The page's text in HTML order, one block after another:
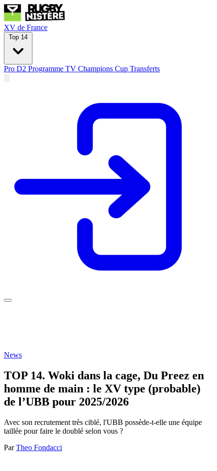
XV de France
Top 14
Pro D2 Programme TV Champions Cup Transferts
News
TOP 14. Woki dans la cage, Du Preez en
homme de main : le XV type (probable)
de l’UBB pour 2025/2026
Avec son recrutement très ciblé, l'UBB possède-t-elle une équipe
taillée pour faire le doublé selon vous ?
Par Theo Fondacci